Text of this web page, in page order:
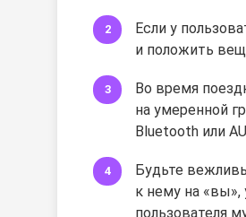
Если у
и положить
Во время
на умеренной
Bluetooth или
Будьте
к нему на «вы»,
пользователя